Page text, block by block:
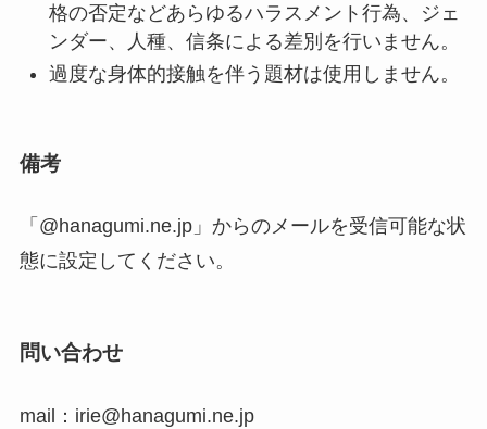
格の否定などあらゆるハラスメント行為、ジェ
ンダー、人種、信条による差別を行いません。
過度な身体的接触を伴う題材は使用しません。
備考
「@hanagumi.ne.jp」からのメールを受信可能な状
態に設定してください。
問い合わせ
mail：irie@hanagumi.ne.jp